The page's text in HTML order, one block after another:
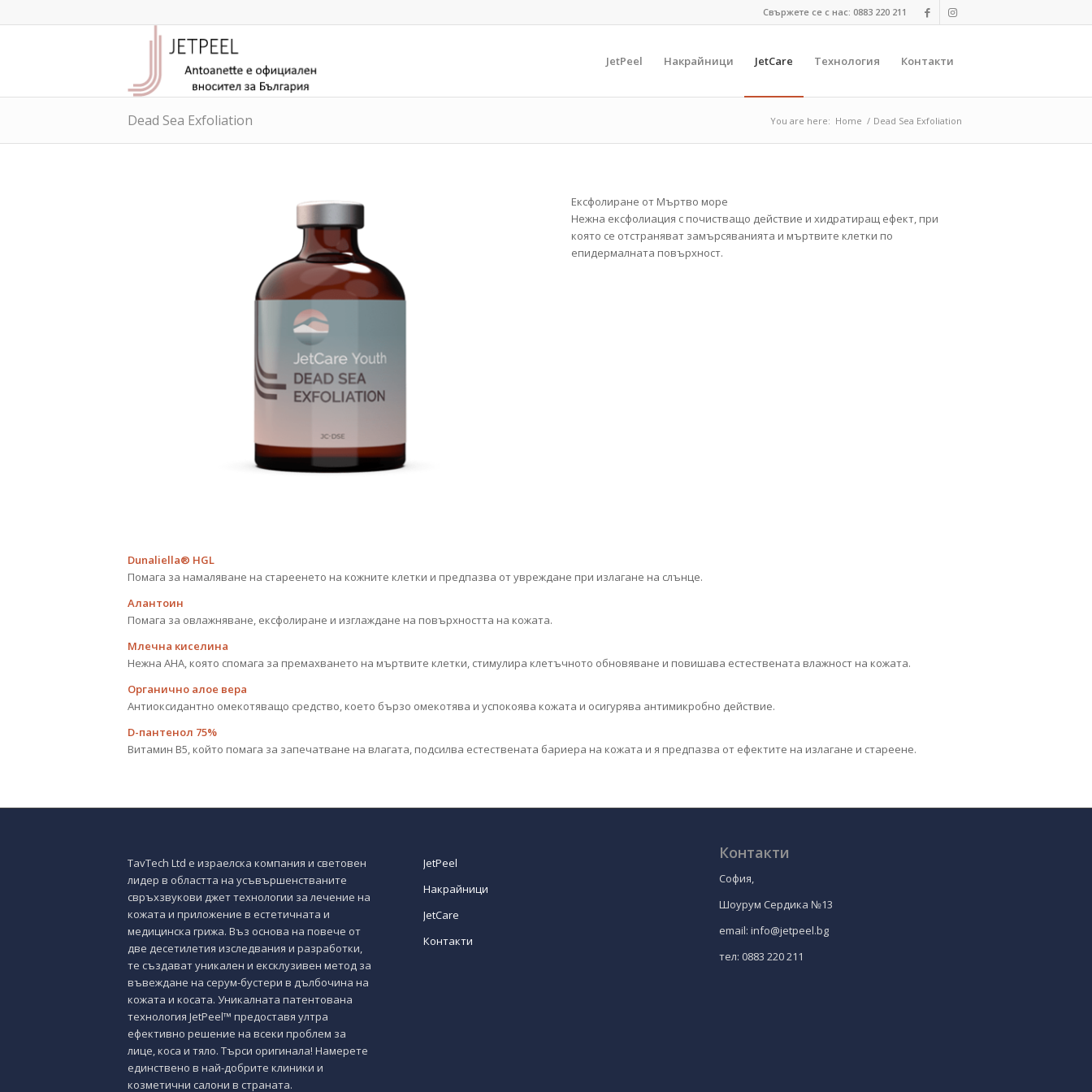
Свържете се с нас: 0883 220 211
JetPeel Накрайници JetCare Технология Контакти
Dead Sea Exfoliation You are here: Home / Dead Sea Exfoliation
Ексфолиране от Мъртво море
Нежна ексфолиация с почистващо действие и хидратиращ ефект, при
която се отстраняват замърсяванията и мъртвите клетки по
епидермалната повърхност.
Dunaliella® HGL
Помага за намаляване на стареенето на кожните клетки и предпазва от увреждане при излагане на слънце.
Алантоин
Помага за овлажняване, ексфолиране и изглаждане на повърхността на кожата.
Млечна киселина
Нежна AHA, която спомага за премахването на мъртвите клетки, стимулира клетъчното обновяване и повишава естествената влажност на кожата.
Органично алое вера
Антиоксидантно омекотяващо средство, което бързо омекотява и успокоява кожата и осигурява антимикробно действие.
D-пантенол 75%
Витамин В5, който помага за запечатване на влагата, подсилва естествената бариера на кожата и я предпазва от ефектите на излагане и стареене.
TavTech Ltd е израелска компания и световен
лидер в областта на усъвършенстваните
свръхзвукови джет технологии за лечение на
кожата и приложение в естетичната и
медицинска грижа. Въз основа на повече от
две десетилетия изследвания и разработки,
те създават уникален и ексклузивен метод за
въвеждане на серум-бустери в дълбочина на
кожата и косата. Уникалната патентована
технология JetPeel™ предоставя ултра
ефективно решение на всеки проблем за
лице, коса и тяло. Търси оригинала! Намерете
единствено в най-добрите клиники и
козметични салони в страната.
JetPeel
Накрайници
JetCare
Контакти
Контакти
София,
Шоурум Сердика №13
email: info@jetpeel.bg
тел: 0883 220 211